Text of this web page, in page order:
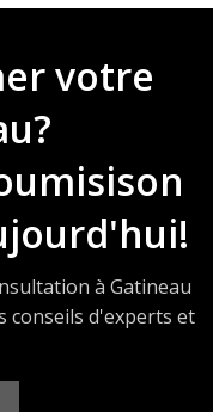
votre
à Gatineau
conseils d'experts et